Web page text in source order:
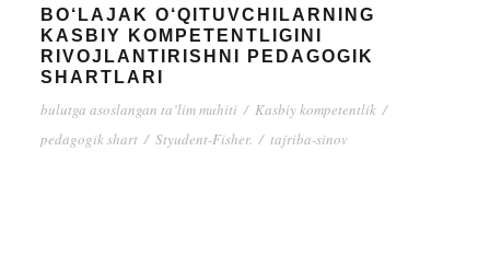
BO‘LAJAK O‘QITUVCHILARNING
KASBIY KOMPETENTLIGINI
RIVOJLANTIRISHNI PEDAGOGIK
SHARTLARI
bulutga asoslangan ta’lim muhiti / Kasbiy kompetentlik /
pedagogik shart / Styudent-Fisher. / tajriba-sinov